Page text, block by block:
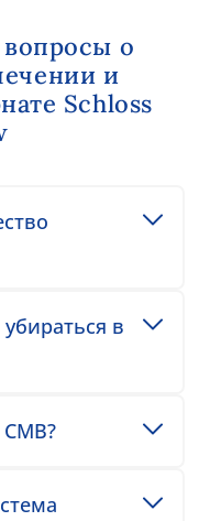
о
и
Schloss
в
СМВ?